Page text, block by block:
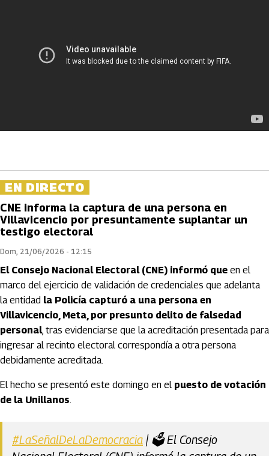
EN DIRECTO
CNE informa la captura de una persona en
Villavicencio por presuntamente suplantar un
testigo electoral
Dom, 21/06/2026 - 12:15
El Consejo Nacional Electoral (CNE) informó que en el
marco del ejercicio de validación de credenciales que adelanta
la entidad la Policía capturó a una persona en
Villavicencio, Meta, por presunto delito de falsedad
personal, tras evidenciarse que la acreditación presentada para
ingresar al recinto electoral correspondía a otra persona
debidamente acreditada.
El hecho se presentó este domingo en el puesto de votación
de la Unillanos.
#LaSeñalDeLaDemocracia | 🗳️ El Consejo